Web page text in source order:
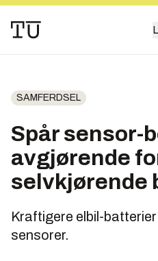
SAMFERDSEL
Spår sensor-
avgjørende
selvkjørende
Kraftigere elbil-
sensorer.